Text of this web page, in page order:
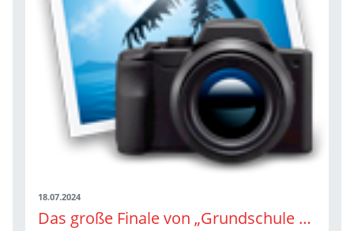
18.07.2024
Das große Finale von „Grundschule trifft Kinderleichtathletik“ in Burladingen